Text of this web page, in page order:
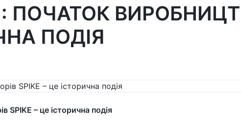
ПОЧАТОК
ПОДІЯ
SPIKE – це історична подія